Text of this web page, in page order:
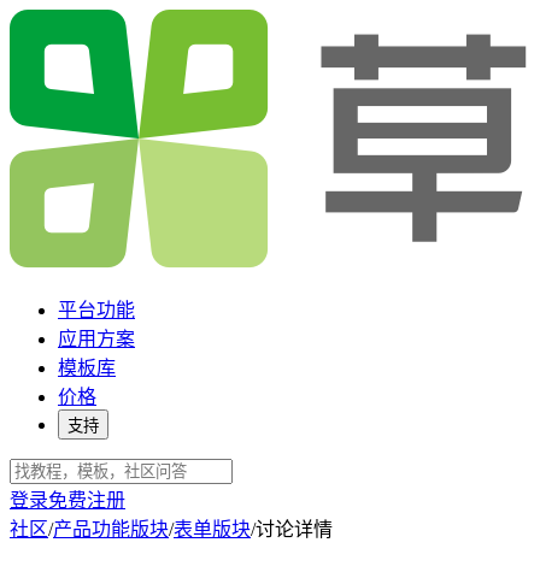
平台功能
应用方案
模板库
价格
支持
登录免费注册
社区/产品功能版块/表单版块/讨论详情